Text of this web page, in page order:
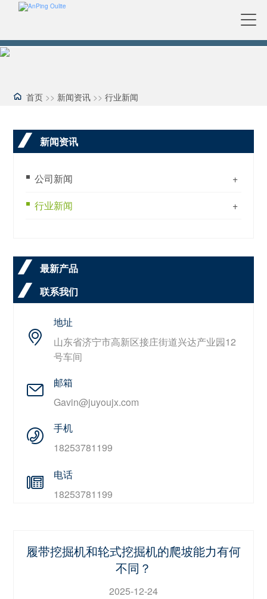
首页 >> 新闻资讯 >>行业新闻
新闻资讯
公司新闻
+
行业新闻
+
最新产品
联系我们
地址
山东省济宁市高新区接庄街道兴达产业园12
号车间
邮箱
Gavin@juyoujx.com
手机
18253781199
电话
18253781199
履带挖掘机和轮式挖掘机的爬坡能力有何
不同？
2025-12-24